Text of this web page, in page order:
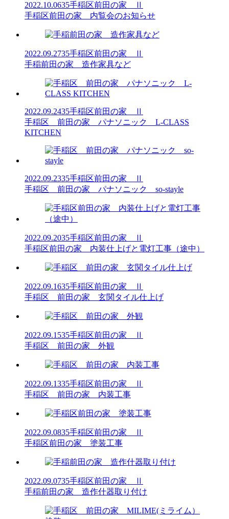
2022.10.0635手稲区前田の家 Ⅱ
手稲区前田の家 内覧会のお知らせ
2022.09.2735手稲区前田の家 Ⅱ
手稲前田の家 造作家具など
2022.09.2435手稲区前田の家 Ⅱ
手稲区 前田の家 パナソニック L-CLASS
KITCHEN
2022.09.2335手稲区前田の家 Ⅱ
手稲区 前田の家 パナソニック so-stayle
2022.09.2035手稲区前田の家 Ⅱ
手稲区前田の家 内装仕上げと電灯工事（途中）
2022.09.1635手稲区前田の家 Ⅱ
手稲区 前田の家 玄関タイル仕上げ
2022.09.1535手稲区前田の家 Ⅱ
手稲区 前田の家 外観
2022.09.1335手稲区前田の家 Ⅱ
手稲区 前田の家 内装工事
2022.09.0835手稲区前田の家 Ⅱ
手稲区前田の家 塗装工事
2022.09.0735手稲区前田の家 Ⅱ
手稲前田の家 造作什器取り付け